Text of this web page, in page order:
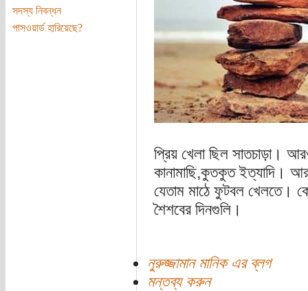
সদস্য নিবন্ধন
পাসওয়ার্ড হারিয়েছে?
প্রিয় খেলা ছিল সাতচাড়া।
কানামাছি,কুতকুত ইত্যাদি। আর
যেতাম মাঠে ফুটবল খেলতে।
শৈশবের দিনগুলি।
নুরুজ্জামান মানিক এর ব্লগ
মন্তব্য করুন